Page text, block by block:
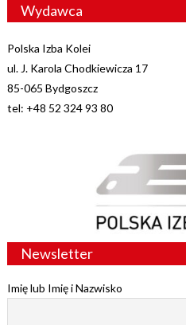
Wydawca
Polska Izba Kolei
ul. J. Karola Chodkiewicza 17
85-065 Bydgoszcz
tel: +48 52 324 93 80
Newsletter
Imię lub Imię i Nazwisko